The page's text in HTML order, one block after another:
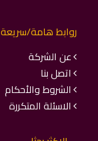
روابط هامة/سريعة
عن الشركة
اتصل بنا
الشروط والأحكام
الاسئلة المتكررة